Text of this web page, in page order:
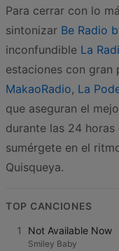
Para cerrar con lo
sintonizar Be Radio
inconfundible La
estaciones con gran
MakaoRadio, La
que aseguran el
durante las 24
sumérgete en el
Quisqueya.
TOP CANCIONES
1 Not Available Now
Smiley Baby